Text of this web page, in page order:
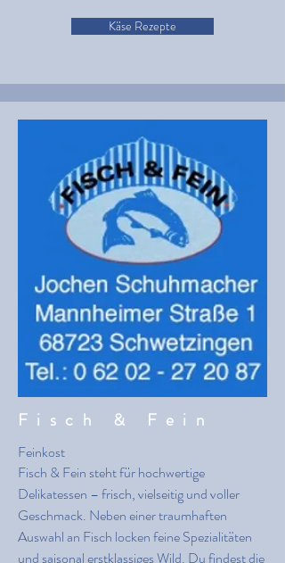
Käse Rezepte
Fisch & Fein
Feinkost
Fisch & Fein steht für hochwertige
Delikatessen – frisch, vielseitig und voller
Geschmack. Neben einer traumhaften
Auswahl an Fisch locken feine Spezialitäten
und saisonal erstklassiges Wild. Du findest die